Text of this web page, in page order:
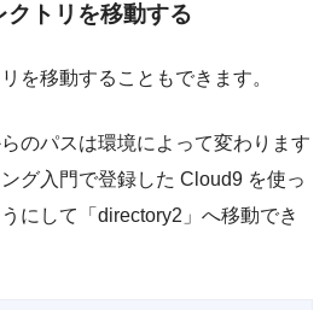
トリを移動する
を移動することもできます。
のパスは環境によって変わります
グ入門で登録した Cloud9 を使っ
にして「directory2」へ移動でき